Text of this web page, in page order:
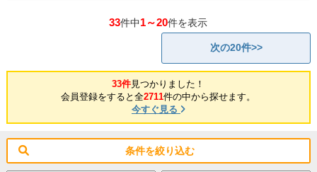
33件中1～20件を表示
次の20件>>
33件見つかりました！
会員登録をすると全2711件の中から探せます。
今すぐ見る
条件を絞り込む